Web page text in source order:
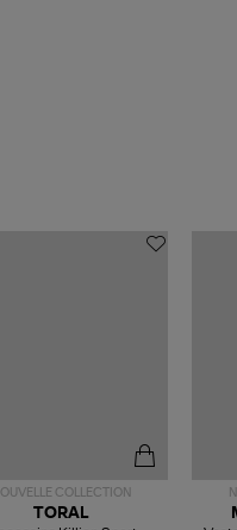
COLLECTION
TORAL